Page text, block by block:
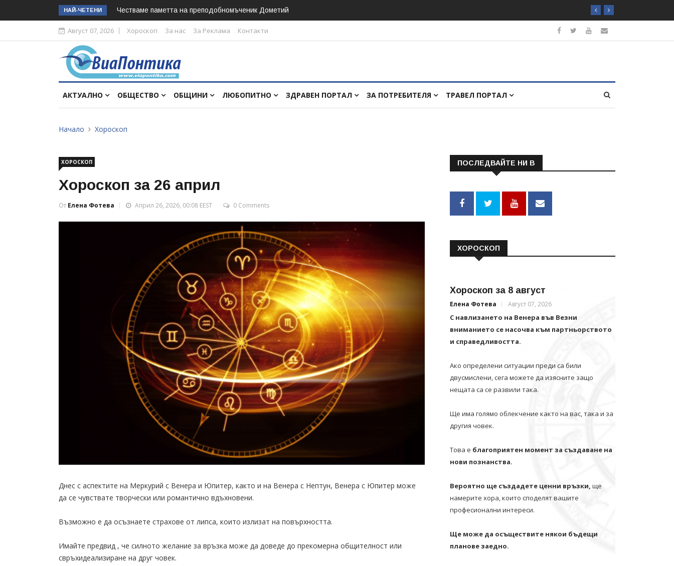
НАЙ-ЧЕТЕНИ Честваме паметта на преподобномъченик Дометий
Август 07, 2026 Хороскоп За нас За Реклама Контакти
АКТУАЛНО ОБЩЕСТВО ОБЩИНИ ЛЮБОПИТНО ЗДРАВЕН ПОРТАЛ ЗА ПОТРЕБИТЕЛЯ ТРАВЕЛ ПОРТАЛ
Начало Хороскоп
ХОРОСКОП
Хороскоп за 26 април
От Елена Фотева Април 26, 2026, 00:08 EEST 0 Comments
Днес с аспектите на Меркурий с Венера и Юпитер, както и на Венера с Нептун, Венера с Юпитер може
да се чувствате творчески или романтично вдъхновени.
Възможно е да осъзнаете страхове от липса, които излизат на повърхността.
Имайте предвид , че силното желание за връзка може да доведе до прекомерна общителност или
свръхидеализиране на друг човек.
ПОСЛЕДВАЙТЕ НИ В
ХОРОСКОП
Хороскоп за 8 август
Елена Фотева Август 07, 2026
С навлизането на Венера във Везни
вниманието се насочва към партньорството
и справедливостта.
Ако определени ситуации преди са били
двусмислени, сега можете да изясните защо
нещата са се развили така.
Ще има голямо облекчение както на вас, така и за
другия човек.
Това е благоприятен момент за създаване на
нови познанства.
Вероятно ще създадете ценни връзки, ще
намерите хора, които споделят вашите
професионални интереси.
Ще може да осъществите някои бъдещи
планове заедно.